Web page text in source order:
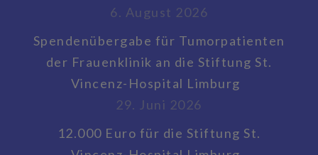
6. August 2026
Spendenübergabe für Tumorpatienten
der Frauenklinik an die Stiftung St.
Vincenz-Hospital Limburg
29. Juni 2026
12.000 Euro für die Stiftung St.